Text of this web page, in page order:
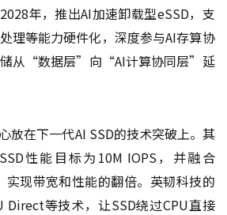
年，推出AI加速卸载型eSSD，支
理等能力硬件化，深度参与AI存算协
储从“数据层”向“AI计算协同层”延
放在下一代AI SSD的技术突破上。其
性能目标为10M IOPS，并融合
实现带宽和性能的翻倍。英韧科技的
Direct等技术，让SSD绕过CPU直接